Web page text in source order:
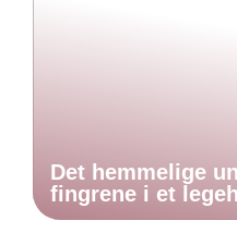
Det hemmelige
fingrene i et